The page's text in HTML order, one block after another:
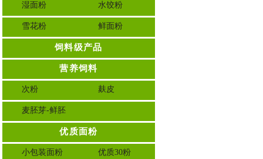
湿面粉 水饺粉
雪花粉 鲜面粉
饲料级产品
营养饲料
次粉 麸皮
麦胚芽-鲜胚
优质面粉
小包装面粉 优质30粉